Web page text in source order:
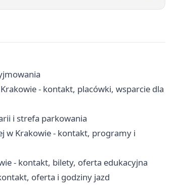
- kontakt, placówki, wsparcie dla
i strefa parkowania
w Krakowie - kontakt, programy i
- kontakt, bilety, oferta edukacyjna
oferta i godziny jazd